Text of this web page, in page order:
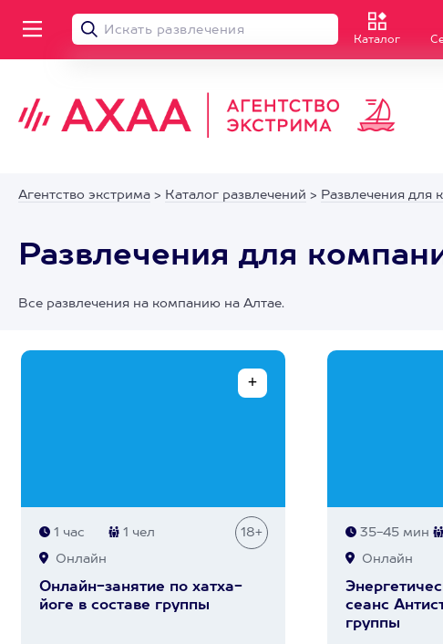
Каталог
Агентство экстрима > Каталог развлечений > Развлечения для
Развлечения для
Все развлечения на компанию на Алтае.
1 час 1 чел 18+
Онлайн
Онлайн-занятие по хатха-
йоге в составе группы
35-45 мин
Онлайн
сеанс
группы